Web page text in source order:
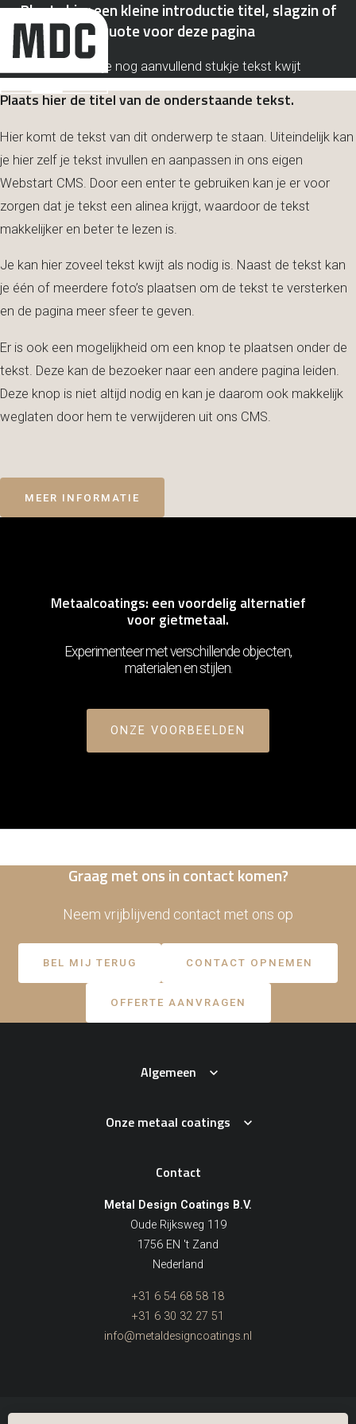
Plaats hier een kleine introductie titel, slagzin of
quote voor deze pagina
Hier kan je nog aanvullend stukje tekst kwijt
Plaats hier de titel van de onderstaande tekst.
Hier komt de tekst van dit onderwerp te staan. Uiteindelijk kan
je hier zelf je tekst invullen en aanpassen in ons eigen
Webstart CMS. Door een enter te gebruiken kan je er voor
zorgen dat je tekst een alinea krijgt, waardoor de tekst
makkelijker en beter te lezen is.
Je kan hier zoveel tekst kwijt als nodig is. Naast de tekst kan
je één of meerdere foto’s plaatsen om de tekst te versterken
en de pagina meer sfeer te geven.
Er is ook een mogelijkheid om een knop te plaatsen onder de
tekst. Deze kan de bezoeker naar een andere pagina leiden.
Deze knop is niet altijd nodig en kan je daarom ook makkelijk
weglaten door hem te verwijderen uit ons CMS.
MEER INFORMATIE
Metaalcoatings: een voordelig alternatief
voor gietmetaal.
Experimenteer met verschillende objecten,
materialen en stijlen.
ONZE VOORBEELDEN
Graag met ons in contact komen?
Neem vrijblijvend contact met ons op
BEL MIJ TERUG CONTACT OPNEMEN
OFFERTE AANVRAGEN
Algemeen
Onze metaal coatings
Contact
Metal Design Coatings B.V.
Oude Rijksweg 119
1756 EN 't Zand
Nederland
+31 6 54 68 58 18
+31 6 30 32 27 51
info@metaldesigncoatings.nl